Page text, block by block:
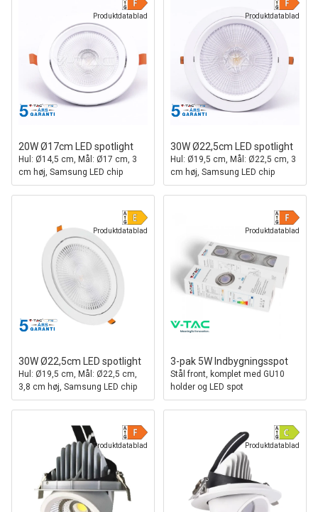
Produktdatablad
20W Ø17cm LED spotlight
Hul: Ø14,5 cm, Mål: Ø17 cm, 3
cm høj, Samsung LED chip
Produktdatablad
30W Ø22,5cm LED spotlight
Hul: Ø19,5 cm, Mål: Ø22,5 cm, 3
cm høj, Samsung LED chip
Produktdatablad
30W Ø22,5cm LED spotlight
Hul: Ø19,5 cm, Mål: Ø22,5 cm,
3,8 cm høj, Samsung LED chip
Produktdatablad
3-pak 5W Indbygningsspot
Stål front, komplet med GU10
holder og LED spot
Produktdatablad Produktdatablad